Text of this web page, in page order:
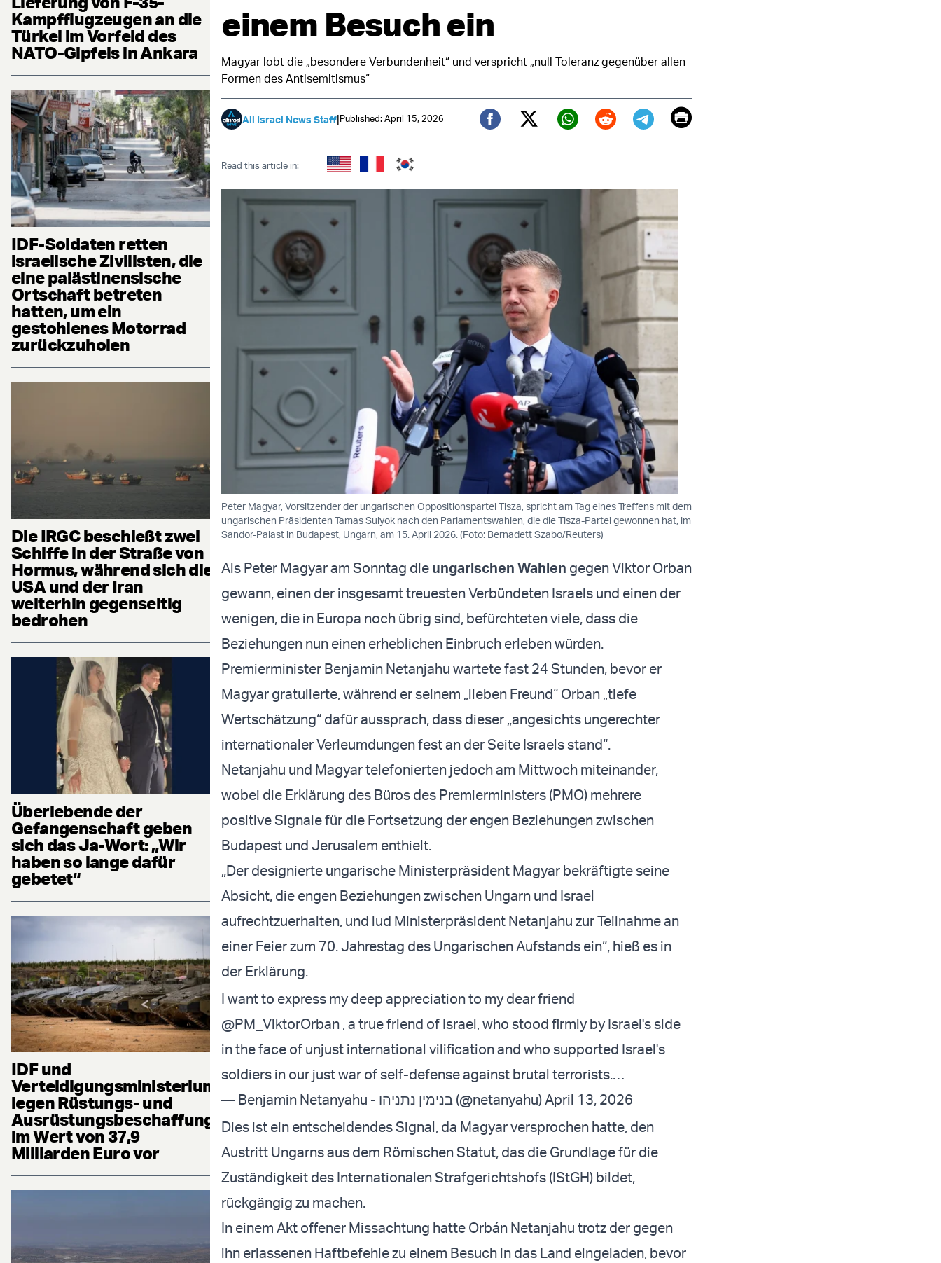
Kampfflugzeugen an die
Türkei im Vorfeld des
NATO-Gipfels in Ankara
IDF-Soldaten retten
israelische Zivilisten, die
eine palästinensische
Ortschaft betreten
hatten, um ein
gestohlenes Motorrad
zurückzuholen
Die IRGC beschießt zwei
Schiffe in der Straße von
Hormus, während sich die
USA und der Iran
weiterhin gegenseitig
bedrohen
Überlebende der
Gefangenschaft geben
sich das Ja-Wort: „Wir
haben so lange dafür
gebetet“
IDF und
Verteidigungsministerium
legen Rüstungs- und
Ausrüstungsbeschaffung
im Wert von 37,9
Milliarden Euro vor
einem Besuch ein
Magyar lobt die „besondere Verbundenheit“ und verspricht „null Toleranz gegenüber allen
Formen des Antisemitismus“
All Israel News Staff|Published: April 15, 2026
Facebook
Twitter (X)
Whatsapp
RedditTelegram
EmailPrint
Read this article in:
Peter Magyar, Vorsitzender der ungarischen Oppositionspartei Tisza, spricht am Tag eines Treffens mit dem
ungarischen Präsidenten Tamas Sulyok nach den Parlamentswahlen, die die Tisza-Partei gewonnen hat, im
Sandor-Palast in Budapest, Ungarn, am 15. April 2026. (Foto: Bernadett Szabo/Reuters)
Als Peter Magyar am Sonntag die ungarischen Wahlen gegen Viktor Orban
gewann, einen der insgesamt treuesten Verbündeten Israels und einen der
wenigen, die in Europa noch übrig sind, befürchteten viele, dass die
Beziehungen nun einen erheblichen Einbruch erleben würden.
Premierminister Benjamin Netanjahu wartete fast 24 Stunden, bevor er
Magyar gratulierte, während er seinem „lieben Freund“ Orban „tiefe
Wertschätzung“ dafür aussprach, dass dieser „angesichts ungerechter
internationaler Verleumdungen fest an der Seite Israels stand“.
Netanjahu und Magyar telefonierten jedoch am Mittwoch miteinander,
wobei die Erklärung des Büros des Premierministers (PMO) mehrere
positive Signale für die Fortsetzung der engen Beziehungen zwischen
Budapest und Jerusalem enthielt.
„Der designierte ungarische Ministerpräsident Magyar bekräftigte seine
Absicht, die engen Beziehungen zwischen Ungarn und Israel
aufrechtzuerhalten, und lud Ministerpräsident Netanjahu zur Teilnahme an
einer Feier zum 70. Jahrestag des Ungarischen Aufstands ein“, hieß es in
der Erklärung.
I want to express my deep appreciation to my dear friend
@PM_ViktorOrban , a true friend of Israel, who stood firmly by Israel's side
in the face of unjust international vilification and who supported Israel's
soldiers in our just war of self-defense against brutal terrorists.…
— Benjamin Netanyahu - בנימין נתניהו (@netanyahu)April 13, 2026
Dies ist ein entscheidendes Signal, da Magyar versprochen hatte, den
Austritt Ungarns aus dem Römischen Statut, das die Grundlage für die
Zuständigkeit des Internationalen Strafgerichtshofs (IStGH) bildet,
rückgängig zu machen.
In einem Akt offener Missachtung hatte Orbán Netanjahu trotz der gegen
ihn erlassenen Haftbefehle zu einem Besuch in das Land eingeladen, bevor